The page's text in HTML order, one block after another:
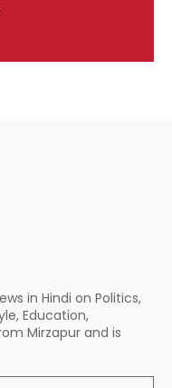
in Hindi on Politics,
Education,
Mirzapur and is